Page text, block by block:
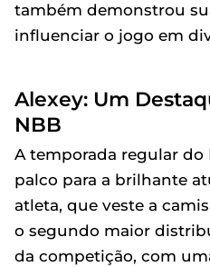
também demonstrou
influenciar o jogo em
Alexey: Um
NBB
A temporada regular
palco para a brilhante
atleta, que veste a
o segundo maior
da competição, com